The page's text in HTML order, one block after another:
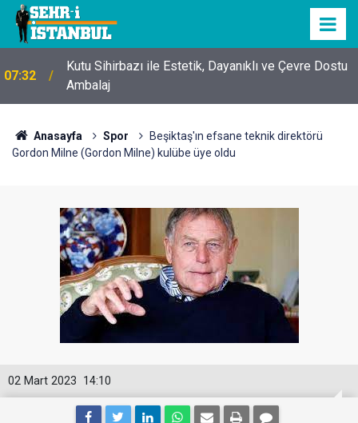
07:32
Kutu Sihirbazı ile Estetik, Dayanıklı ve Çevre Dostu
Ambalaj
Anasayfa Spor
Beşiktaş'ın efsane teknik direktörü
Gordon Milne (Gordon Milne) kulübe üye oldu
14:10
02 Mart 2023